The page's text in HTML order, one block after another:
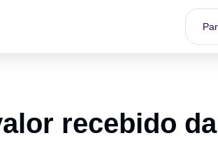
recebido da